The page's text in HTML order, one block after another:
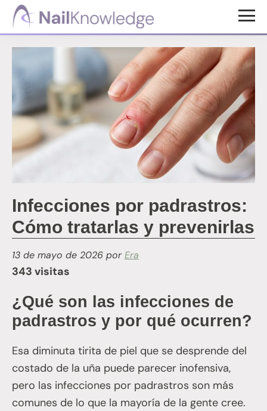
Saltar
Saltar
página
Conocimientos
de
Infecciones por padrastros:
Cómo tratarlas y prevenirlas
13 de mayo de 2026 porEra
343 visitas
¿Qué son las infecciones de
padrastros y por qué ocurren?
Esa diminuta tirita de piel que se desprende del
costado de la uña puede parecer inofensiva,
pero las infecciones por padrastros son más
comunes de lo que la mayoría de la gente cree.